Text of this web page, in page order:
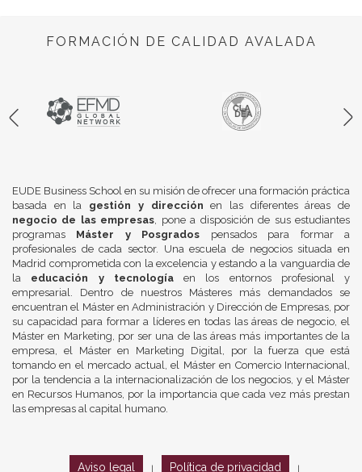
FORMACIÓN DE CALIDAD AVALADA
EUDE Business School en su misión de ofrecer una formación práctica
basada en la gestión y dirección en las diferentes áreas de
negocio de las empresas, pone a disposición de sus estudiantes
programas Máster y Posgrados pensados para formar a
profesionales de cada sector. Una escuela de negocios situada en
Madrid comprometida con la excelencia y estando a la vanguardia de
la educación y tecnologíaen los entornos profesional y
empresarial. Dentro de nuestros Másteres más demandados se
encuentran el Máster en Administración y Dirección de Empresas, por
su capacidad para formar a líderes en todas las áreas de negocio, el
Máster en Marketing, por ser una de las áreas más importantes de la
empresa, el Máster en Marketing Digital, por la fuerza que está
tomando en el mercado actual, el Máster en Comercio Internacional,
por la tendencia a la internacionalización de los negocios, y el Máster
en Recursos Humanos, por la importancia que cada vez más prestan
las empresas al capital humano.
Aviso legal Política de privacidad